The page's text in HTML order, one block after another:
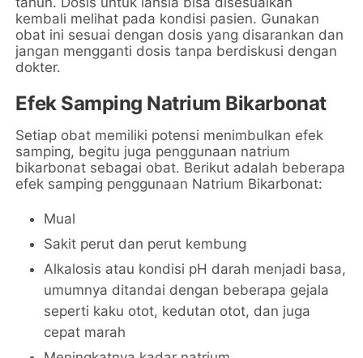
kembali melihat pada kondisi pasien. Gunakan
obat ini sesuai dengan dosis yang disarankan dan
jangan mengganti dosis tanpa berdiskusi dengan
dokter.
Efek Samping Natrium Bikarbonat
Setiap obat memiliki potensi menimbulkan efek
samping, begitu juga penggunaan natrium
bikarbonat sebagai obat. Berikut adalah beberapa
efek samping penggunaan Natrium Bikarbonat:
Mual
Sakit perut dan perut kembung
Alkalosis atau kondisi pH darah menjadi basa,
umumnya ditandai dengan beberapa gejala
seperti kaku otot, kedutan otot, dan juga
cepat marah